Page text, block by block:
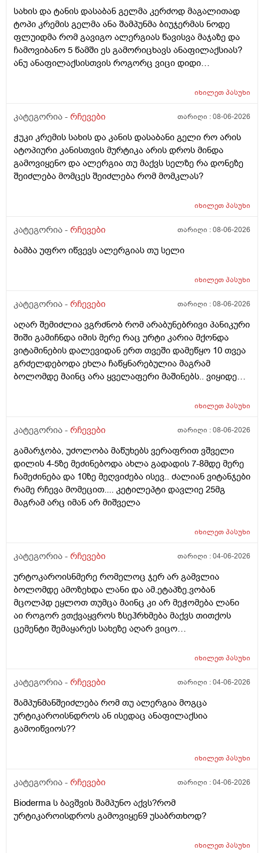
სახის და ტანის დასაბან გელმა კერძოდ მაგალითად
ტოპი კრემის გელმა ანა შამპუნმა ბიუჯერმას ნოდე
ფლუიდმა რომ გავიგო ალერგიას წავისვა მაჯაზე და
ჩამოვიბანო 5 წამში ეს გამორიცხავს ანაფილაქსიას?
ანუ ანაფილაქსისთვის როგორც ვიცი დიდი
ანაფილაქცია განვითარდეს სწორია? ანუ იმ
კონკრეტული რაღაც ნივთიერების მიმართ ეს ტესტი
ტესტი დიდი დიდი გამოყაროს ხო?
იხილეთპასუხი
კატეგორია - რჩევები თარიღი :08-06-2026
ჭუკი კრემის სახის და კანის დასაბანი გელი რო არის
ატოპიური კანისთვის მურტიკა არის დროს მინდა
გამოვიყენო და ალერგია თუ მაქვს სელზე რა დონეზე
შეიძლება მომცეს შეიძლება რომ მომკლას?
იხილეთპასუხი
კატეგორია - რჩევები თარიღი :08-06-2026
ბამბა უფრო იწვევს ალერგიას თუ სელი
იხილეთპასუხი
კატეგორია - რჩევები თარიღი :08-06-2026
აღარ შემიძლია ვგრძნობ რომ არაბუნებრივი პანიკური
შიში გამიჩნდა იმის მერე რაც ურტი კარია მქონდა
ვიტამინების დალევიდან ერთ თვეში დამეწყო 10 თვეა
გრძელდებოდა ეხლა ჩაწყნარებულია მაგრამ
ბოლომდე მაინც არა ყველაფერი მაშინებს.. ვიყიდე
არა.მაშონ ანაფილაქსია ხომ არ მექმება?
ცუდათ ვხდებინშოშოსგან მარტო მაშინებს ეს
ონტელექტოც ანაფილაქსიას ახსენებს სულ დამამე
როზა
იხილეთპასუხი
კატეგორია - რჩევები თარიღი :08-06-2026
გამარჯობა, უძოლობა მაწუხებს ვერაფრით ვშველი
დილის 4-5ზე მეძინებოდა ახლა გადადის 7-8მდე მერე
ჩამეძინება და 10ზე მეღვიძება ისევ.. ძალიან ვიტანჯები
რამე რჩევა მომეცით.... კეტილეპტი დავლიე 25მგ
მაგრამ არც იმან არ მიშველა
იხილეთპასუხი
კატეგორია - რჩევები თარიღი :04-06-2026
ურტოკაროისნმერე რომელოც ჯერ არ გამვლია
ბოლომდე ამოზეხდა ლანი და ამ.ეტაპზე.ვობან
მცოლპდ ეყლოთ თუმცა მაინც კი არ მეჭომება ლანი
აი როგორ ვთქვაყვროს ზსეჰრხმება მაქვს თითქოს
ცემენტი შემაყარეს სახეზე აღარ ვიცო
წვალებაშო..სულ ბავშობიდან დღემდე ალისა საპონს
2036წელს.ვეღარ ბხმღობ.მცპლპდნეყალოც კი ესეთ
დამატენოანებელო ვერ მშველოს.პოროს დაბანოს
მერე 4ჯერ ვისმევ პატარა პატარა შიალედებში
ბიბჩენის დამცავ გვირილოს კრემს პანთენოლოთ რომ
უკბე არადა ჭიჭყიანია ხომ არ ვივლი.ჯერ წულოთ
ტამზე არვარ ასე.წყლოთაც კი ჩიმი წვაც მაქ აქა ოქ
სახეზე წამოერად.ბუნჩენსაც ბავშობიდან ვხმარობ
იხილეთპასუხი
კატეგორია - რჩევები თარიღი :04-06-2026
შამპუნმანშეიძლება რომ თუ ალერგია მოგცა
ურტიკაროისნდროს ან ისედაც ანაფილაქსია
გამოიწვიოს??
იხილეთპასუხი
კატეგორია - რჩევები თარიღი :04-06-2026
Bioderma ს ბავშვის შამპუნო აქვს?რომ
ურტიკაროისდროს გამოვიყენ9 უსაბრთხოდ?
იხილეთპასუხი